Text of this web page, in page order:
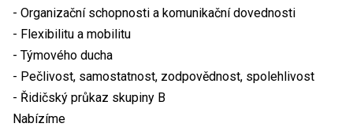
- Organizační schopnosti a komunikační dovednosti
- Flexibilitu a mobilitu
- Týmového ducha
- Pečlivost, samostatnost, zodpovědnost, spolehlivost
- Řidičský průkaz skupiny B
Nabízíme